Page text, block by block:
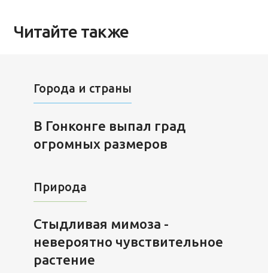
Читайте также
Города и страны
В Гонконге выпал град
огромных размеров
Природа
Стыдливая мимоза -
невероятно чувствительное
растение